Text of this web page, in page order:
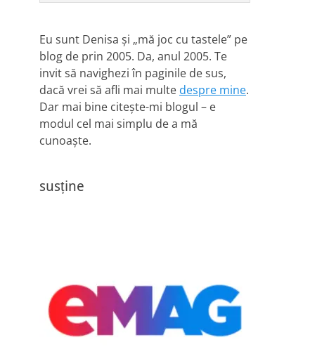
Eu sunt Denisa și „mă joc cu tastele” pe
blog de prin 2005. Da, anul 2005. Te
invit să navighezi în paginile de sus,
dacă vrei să afli mai multe despre mine.
Dar mai bine citește-mi blogul – e
modul cel mai simplu de a mă
cunoaște.
susține